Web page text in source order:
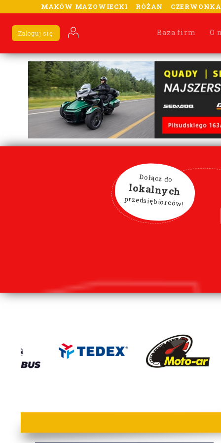
MAKÓW MAZOWIECKI RÓŻAN CZERWONKA
Baza firm O
Zaloguj się
Dołącz do
lokalnych
przedsiębiorców!
lorem ipsum